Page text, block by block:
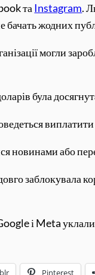
та Instagram.
бачать жодних
могли
була
новинами або
заблокувала
і Meta